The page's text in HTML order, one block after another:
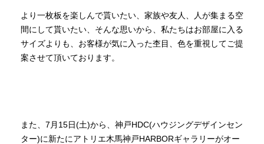
より一枚板を楽しんで貰いたい、家族や友人、人が集まる空
間にして貰いたい、そんな思いから、私たちはお部屋に入る
サイズよりも、お客様が気に入った杢目、色を重視してご提
案させて頂いております。
また、 7 月 15日(土)から、神戸HDC(ハウジングデザインセン
ター)に新たにアトリエ木馬神戸HARBORギャラリーがオー